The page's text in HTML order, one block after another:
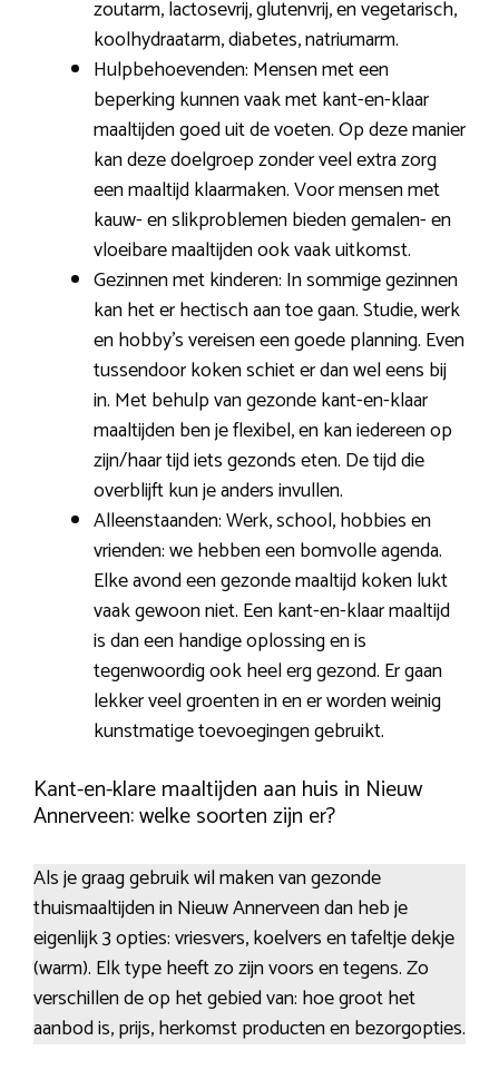
zoutarm, lactosevrij, glutenvrij, en vegetarisch,
koolhydraatarm, diabetes, natriumarm.
Hulpbehoevenden: Mensen met een
beperking kunnen vaak met kant-en-klaar
maaltijden goed uit de voeten. Op deze manier
kan deze doelgroep zonder veel extra zorg
een maaltijd klaarmaken. Voor mensen met
kauw- en slikproblemen bieden gemalen- en
vloeibare maaltijden ook vaak uitkomst.
Gezinnen met kinderen: In sommige gezinnen
kan het er hectisch aan toe gaan. Studie, werk
en hobby’s vereisen een goede planning. Even
tussendoor koken schiet er dan wel eens bij
in. Met behulp van gezonde kant-en-klaar
maaltijden ben je flexibel, en kan iedereen op
zijn/haar tijd iets gezonds eten. De tijd die
overblijft kun je anders invullen.
Alleenstaanden: Werk, school, hobbies en
vrienden: we hebben een bomvolle agenda.
Elke avond een gezonde maaltijd koken lukt
vaak gewoon niet. Een kant-en-klaar maaltijd
is dan een handige oplossing en is
tegenwoordig ook heel erg gezond. Er gaan
lekker veel groenten in en er worden weinig
kunstmatige toevoegingen gebruikt.
Kant-en-klare maaltijden aan huis in Nieuw
Annerveen: welke soorten zijn er?
Als je graag gebruik wil maken van gezonde
thuismaaltijden in Nieuw Annerveen dan heb je
eigenlijk 3 opties: vriesvers, koelvers en tafeltje dekje
(warm). Elk type heeft zo zijn voors en tegens. Zo
verschillen de op het gebied van: hoe groot het
aanbod is, prijs, herkomst producten en bezorgopties.